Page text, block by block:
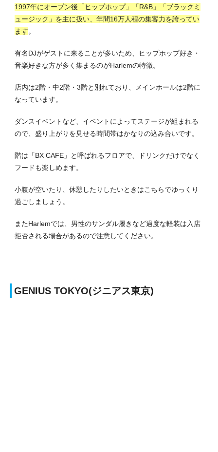
1997年にオープン後「ヒップホップ」「R&B」「ブラックミ
ュージック」を主に扱い、年間16万人程の集客力を誇ってい
ます。
有名DJがゲストに来ることが多いため、ヒップホップ好き・
音楽好きな方が多く集まるのがHarlemの特徴。
店内は2階・中2階・3階と別れており、メインホールは2階に
なっています。
ダンスイベントなど、イベントによってステージが組まれる
ので、盛り上がりを見せる時間帯はかなりの込み合いです。
階は「BX CAFE」と呼ばれるフロアで、ドリンクだけでなく
フードも楽しめます。
小腹が空いたり、休憩したりしたいときはこちらでゆっくり
過ごしましょう。
またHarlemでは、男性のサンダル履きなど過度な軽装は入店
拒否される場合があるので注意してください。
GENIUS TOKYO(ジニアス東京)